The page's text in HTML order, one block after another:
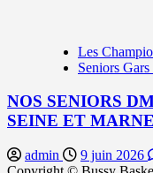
Les
Seniors Gars
NOS SENIORS
SEINE ET
admin 9 juin 2026